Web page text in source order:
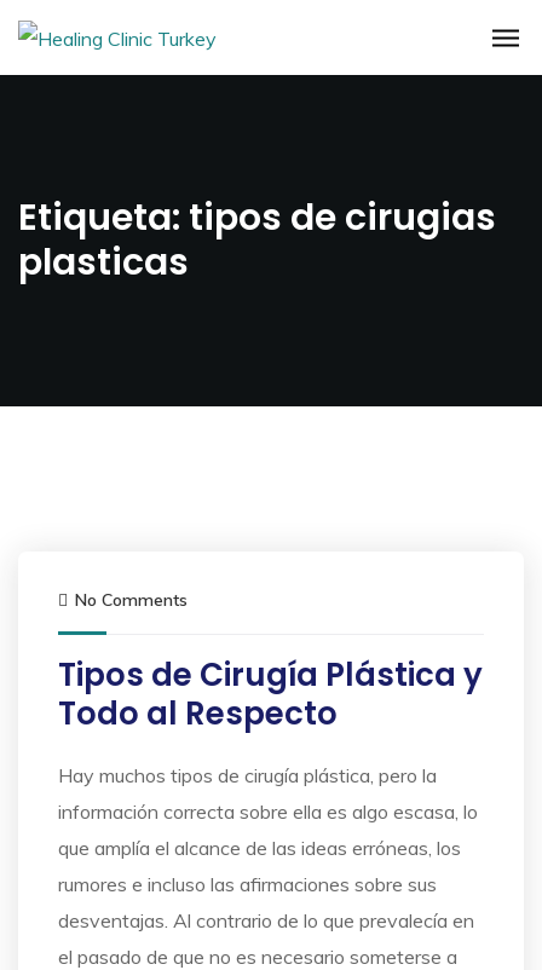
Etiqueta: tipos de cirugias
plasticas
No Comments
Tipos de Cirugía Plástica y
Todo al Respecto
Hay muchos tipos de cirugía plástica, pero la
información correcta sobre ella es algo escasa, lo
que amplía el alcance de las ideas erróneas, los
rumores e incluso las afirmaciones sobre sus
desventajas. Al contrario de lo que prevalecía en
el pasado de que no es necesario someterse a